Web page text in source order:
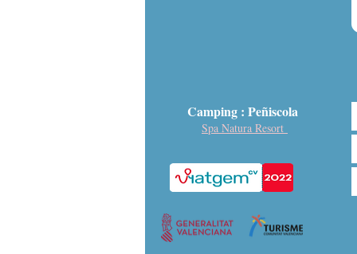
Camping : Peñiscola
Spa Natura Resort